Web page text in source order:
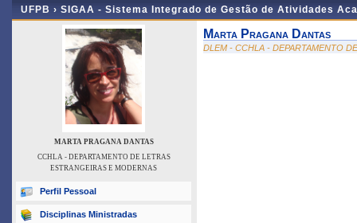
UFPB › SIGAA - Sistema Integrado de Gestão de Atividades
MARTA PRAGANA DANTAS
CCHLA - DEPARTAMENTO DE LETRAS
ESTRANGEIRAS E MODERNAS
Perfil Pessoal
Disciplinas Ministradas
Marta Pragana Dantas
DLEM - CCHLA - DEPARTAMENTO